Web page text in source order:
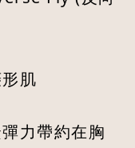
肌
力帶約在胸